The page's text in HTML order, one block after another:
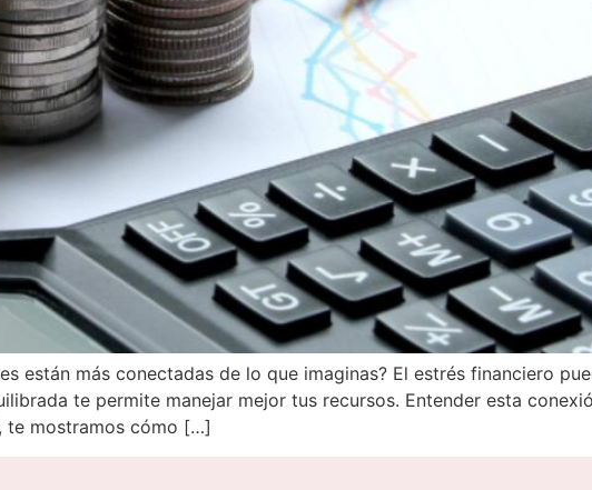
están más conectadas de lo que imaginas? El estrés financiero
te permite manejar mejor tus recursos. Entender esta
te mostramos cómo […]